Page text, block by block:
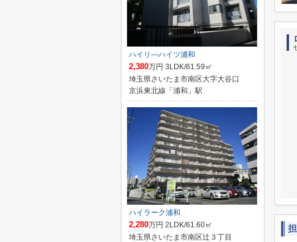
ハイリ―ハイツ浦和
2,380万円 3LDK/61.59㎡
埼玉県さいたま市南区大字大谷口
京浜東北線「浦和」駅
ハイラーク浦和
2,280万円 2LDK/61.60㎡
埼玉県さいたま市南区辻３丁目